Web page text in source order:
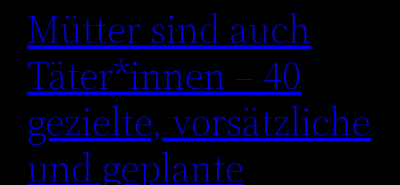
Mütter sind auch
Täter*innen – 40
gezielte, vorsätzliche
und geplante